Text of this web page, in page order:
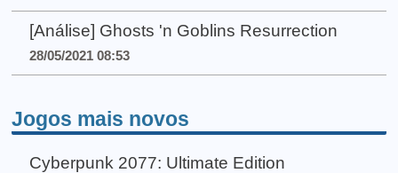
[Análise] Ghosts 'n Goblins Resurrection
28/05/2021 08:53
Jogos mais novos
Cyberpunk 2077: Ultimate Edition